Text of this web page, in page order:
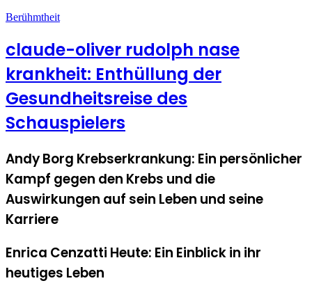
Berühmtheit
claude-oliver rudolph nase
krankheit: Enthüllung der
Gesundheitsreise des
Schauspielers
Andy Borg Krebserkrankung: Ein persönlicher
Kampf gegen den Krebs und die
Auswirkungen auf sein Leben und seine
Karriere
Enrica Cenzatti Heute: Ein Einblick in ihr
heutiges Leben